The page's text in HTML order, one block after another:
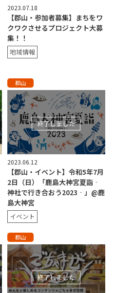
2023.07.18
【郡山・参加者募集】まちをワ
クワクさせるプロジェクト大募
集！！
地域情報
郡山
終了しました
2023.06.12
【郡山・イベント】令和5年7月
2日（日）「鹿島大神宮夏詣‐
神社で行き合おう2023‐」@鹿
島大神宮
イベント
郡山
終了しました